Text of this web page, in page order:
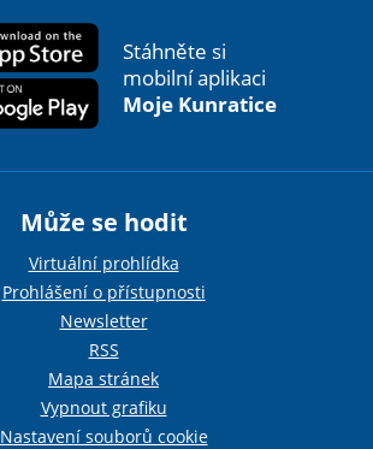
Stáhněte si
mobilní aplikaci
Moje Kunratice
Může se hodit
Virtuální prohlídka
Prohlášení o přístupnosti
Newsletter
RSS
Mapa stránek
Vypnout grafiku
Nastavení souborů cookie